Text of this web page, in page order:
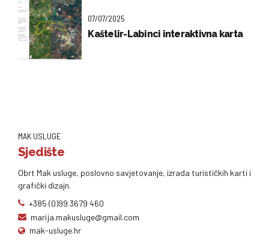
07/07/2025
Kaštelir-Labinci interaktivna karta
MAK USLUGE
Sjedište
Obrt Mak usluge, poslovno savjetovanje, izrada turističkih karti i
grafički dizajn.
+385 (0)99 3679 460
marija.makusluge@gmail.com
mak-usluge.hr